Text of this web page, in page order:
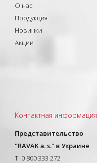
О нас
Продукция
Новинки
Акции
Контактная информация
Представительство
"RAVAK a. s." в Украине
T: 0 800 333 272